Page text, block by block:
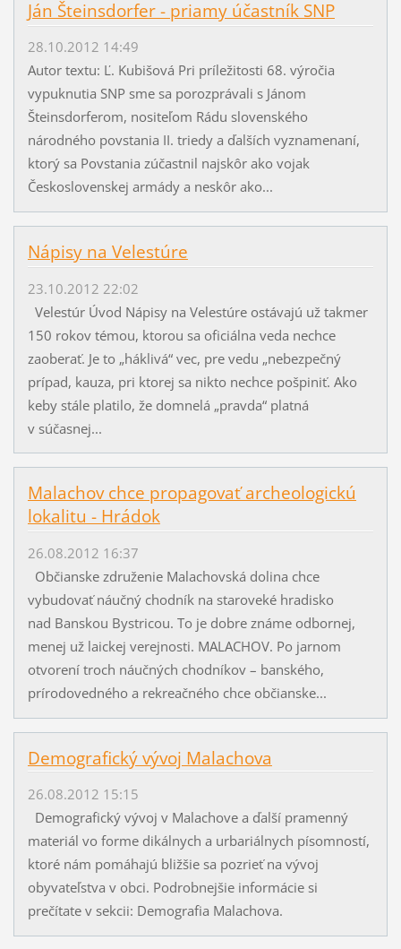
Ján Šteinsdorfer - priamy účastník SNP
28.10.2012 14:49
Autor textu: Ľ. Kubišová Pri príležitosti 68. výročia
vypuknutia SNP sme sa porozprávali s Jánom
Šteinsdorferom, nositeľom Rádu slovenského
národného povstania II. triedy a ďalších vyznamenaní,
ktorý sa Povstania zúčastnil najskôr ako vojak
Československej armády a neskôr ako...
Nápisy na Velestúre
23.10.2012 22:02
Velestúr Úvod Nápisy na Velestúre ostávajú už takmer
150 rokov témou, ktorou sa oficiálna veda nechce
zaoberať. Je to „háklivá“ vec, pre vedu „nebezpečný
prípad, kauza, pri ktorej sa nikto nechce pošpiniť. Ako
keby stále platilo, že domnelá „pravda“ platná
v súčasnej...
Malachov chce propagovať archeologickú
lokalitu - Hrádok
26.08.2012 16:37
Občianske združenie Malachovská dolina chce
vybudovať náučný chodník na staroveké hradisko
nad Banskou Bystricou. To je dobre známe odbornej,
menej už laickej verejnosti. MALACHOV. Po jarnom
otvorení troch náučných chodníkov – banského,
prírodovedného a rekreačného chce občianske...
Demografický vývoj Malachova
26.08.2012 15:15
Demografický vývoj v Malachove a ďalší pramenný
materiál vo forme dikálnych a urbariálnych písomností,
ktoré nám pomáhajú bližšie sa pozrieť na vývoj
obyvateľstva v obci. Podrobnejšie informácie si
prečítate v sekcii: Demografia Malachova.